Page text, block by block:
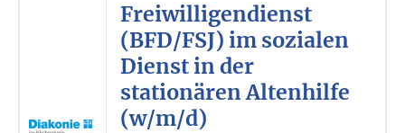
Freiwilligendienst
(BFD/FSJ) im sozialen
Dienst in der
stationären Altenhilfe
(w/m/d)